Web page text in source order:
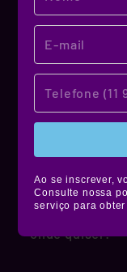
Ao se inscrever,
Consulte nossa
serviço para
Produzidos
têm alta
não desbotam
proteção
Muito mais
onde quiser!